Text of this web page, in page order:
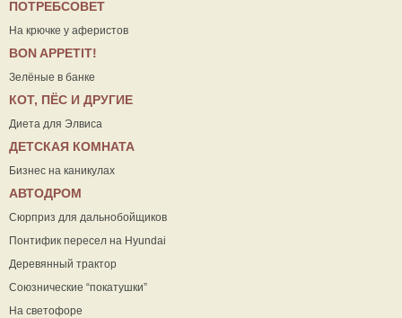
ПОТРЕБСОВЕТ
На крючке у аферистов
ВON APPETIT!
Зелёные в банке
КОТ, ПЁС И ДРУГИЕ
Диета для Элвиса
ДЕТСКАЯ КОМНАТА
Бизнес на каникулах
АВТОДРОМ
Сюрприз для дальнобойщиков
Понтифик пересел на Hyundai
Деревянный трактор
Союзнические “покатушки”
На светофоре